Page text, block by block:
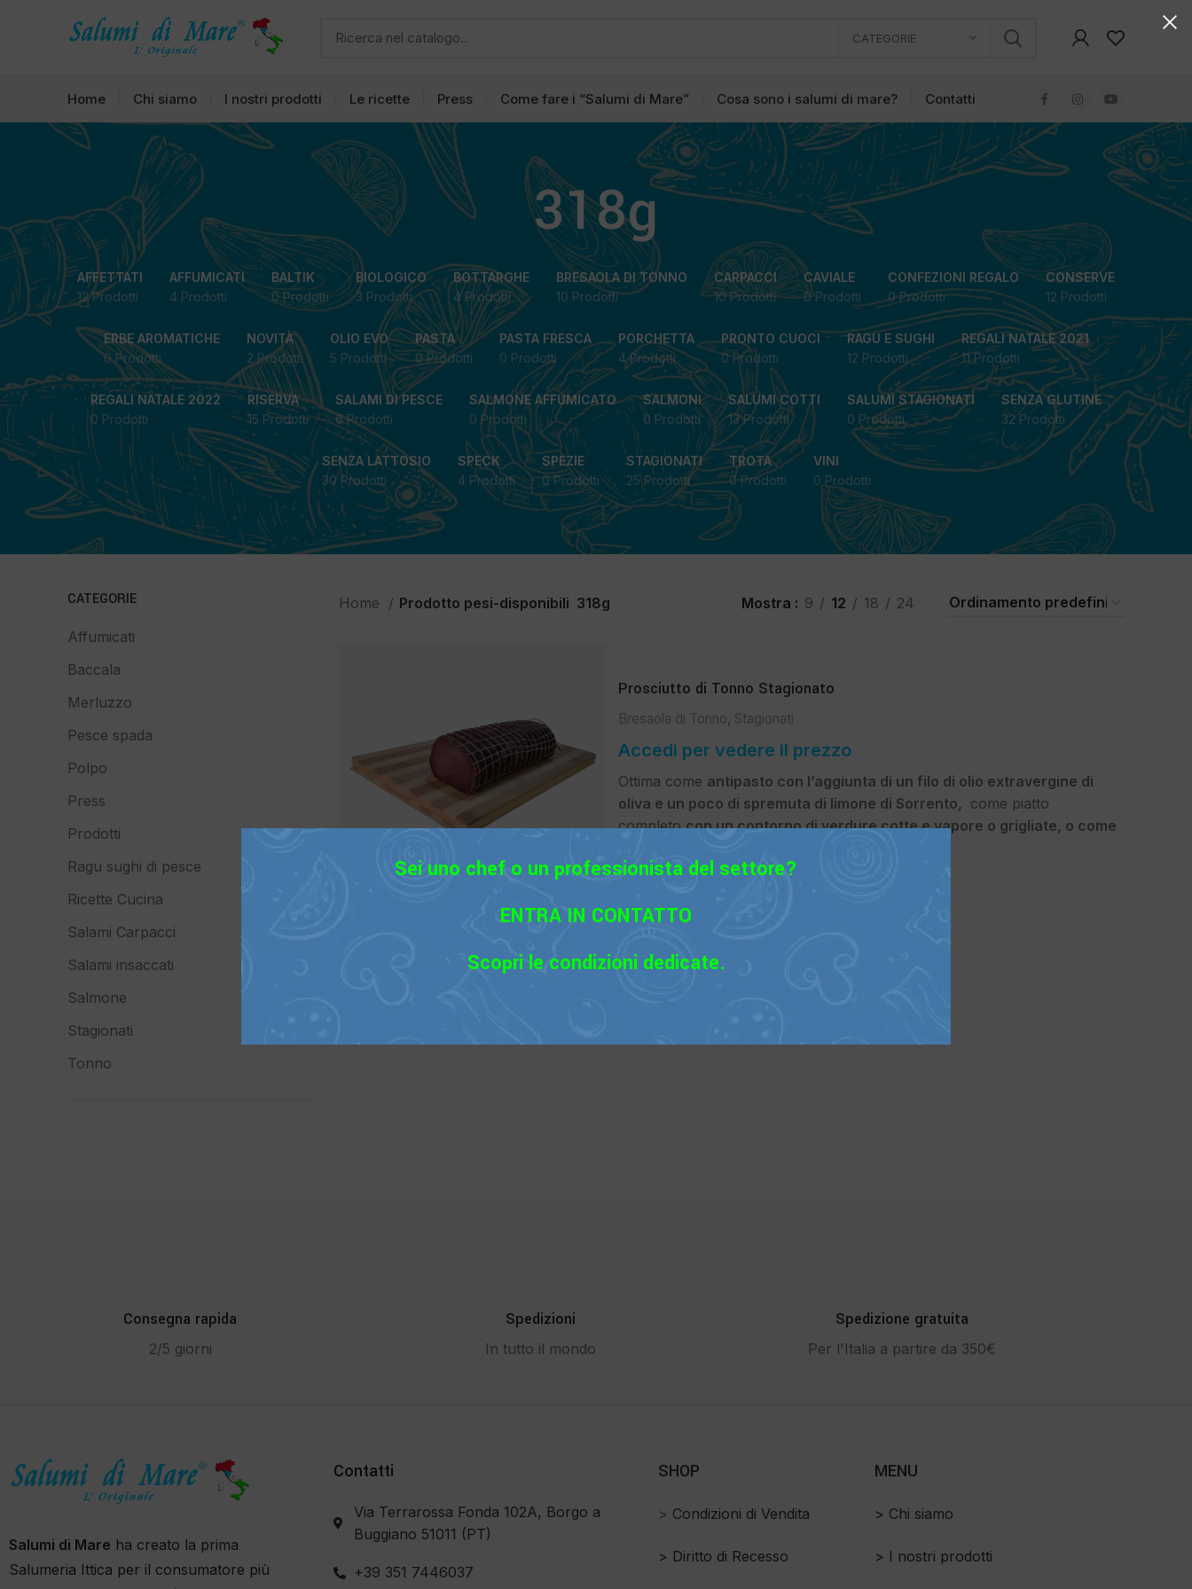
Sei uno chef o un professionista del settore?
ENTRA IN CONTATTO
Scopri le condizioni dedicate.
CATEGORIE
Home Chi siamo I nostri prodotti Le ricette Press Come fare i “Salumi di Mare” Cosa sono i salumi di mare? Contatti
318g
AFFETTATI
12 Prodotti
AFFUMICATI
4 Prodotti
BALTIK
0 Prodotti
BIOLOGICO
3 Prodotti
BOTTARGHE
4 Prodotti
BRESAOLA DI TONNO
10 Prodotti
CARPACCI
10 Prodotti
CAVIALE
0 Prodotti
CONFEZIONI REGALO
0 Prodotti
CONSERVE
12 Prodotti
ERBE AROMATICHE
0 Prodotti
NOVITÀ
2 Prodotti
OLIO EVO
5 Prodotti
PASTA
0 Prodotti
PASTA FRESCA
0 Prodotti
PORCHETTA
4 Prodotti
PRONTO CUOCI
0 Prodotti
RAGU E SUGHI
12 Prodotti
REGALI NATALE 2021
11 Prodotti
REGALI NATALE 2022
0 Prodotti
RISERVA
15 Prodotti
SALAMI DI PESCE
6 Prodotti
SALMONE AFFUMICATO
0 Prodotti
SALMONI
0 Prodotti
SALUMI COTTI
13 Prodotti
SALUMI STAGIONATI
0 Prodotti
SENZA GLUTINE
32 Prodotti
SENZA LATTOSIO
30 Prodotti
SPECK
4 Prodotti
SPEZIE
0 Prodotti
STAGIONATI
25 Prodotti
TROTA
0 Prodotti
VINI
0 Prodotti
CATEGORIE
Affumicati
Baccala
Merluzzo
Pesce spada
Polpo
Press
Prodotti
Ragu sughi di pesce
Ricette Cucina
Salami Carpacci
Salami insaccati
Salmone
Stagionati
Tonno
Home Prodotto pesi-disponibili 318g Mostra 9 12 18 24
Prosciutto di Tonno Stagionato
Bresaola di Tonno, Stagionati
Accedi per vedere il prezzo
Ottima come antipasto con l’aggiunta di un filo di olio extravergine di
oliva e un poco di spremuta di limone di Sorrento, come piatto
completocon un contorno di verdure cotte e vapore o grigliate, o come
Consegna rapida
2/5 giorni
Spedizioni
In tutto il mondo
Spedizione gratuita
Per l'Italia a partire da 350€
Salumi di Mare ha creato la prima
Salumeria Ittica per il consumatore più
Contatti
Via Terrarossa Fonda 102A, Borgo a
Buggiano 51011 (PT)
+39 351 7446037
SHOP
> Condizioni di Vendita
> Diritto di Recesso
MENU
> Chi siamo
> I nostri prodotti